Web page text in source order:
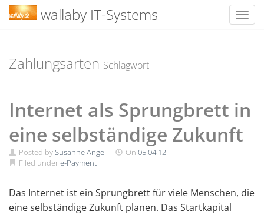
content
wallaby IT-Systems
Zahlungsarten Schlagwort
Internet als Sprungbrett in
eine selbständige Zukunft
Posted bySusanne Angeli On 05.04.12
Filed undere-Payment
Das Internet ist ein Sprungbrett für viele Menschen, die
eine selbständige Zukunft planen. Das Startkapital